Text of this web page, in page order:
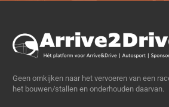
Geen omkijken naar het vervoeren van een
het bouwen/stallen en onderhouden daarvan.